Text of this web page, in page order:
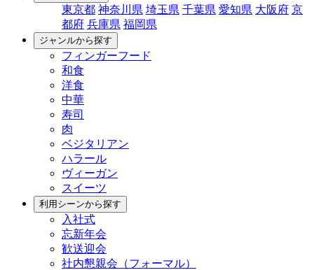
東京都 神奈川県 埼玉県 千葉県 愛知県 大阪府 京
都府 兵庫県 福岡県
ジャンルから探す
フィンガーフード
和食
洋食
中華
寿司
肉
ベジタリアン
ハラール
ヴィーガン
スイーツ
利用シーンから探す
入社式
忘新年会
歓送迎会
社内懇親会（フォーマル）